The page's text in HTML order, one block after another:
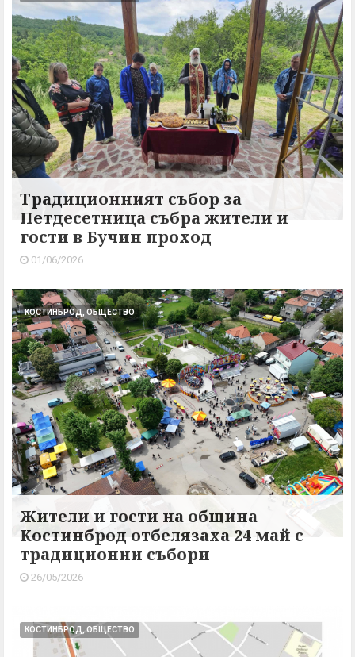
Традиционният събор за
Петдесетница събра жители и
гости в Бучин проход
01/06/2026
КОСТИНБРОД, ОБЩЕСТВО
Жители и гости на община
Костинброд отбелязаха 24 май с
традиционни събори
26/05/2026
КОСТИНБРОД, ОБЩЕСТВО